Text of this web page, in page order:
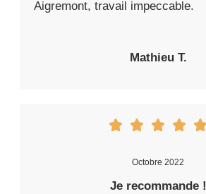
Aigremont, travail impeccable.
Mathieu T.
Octobre 2022
Je recommande !